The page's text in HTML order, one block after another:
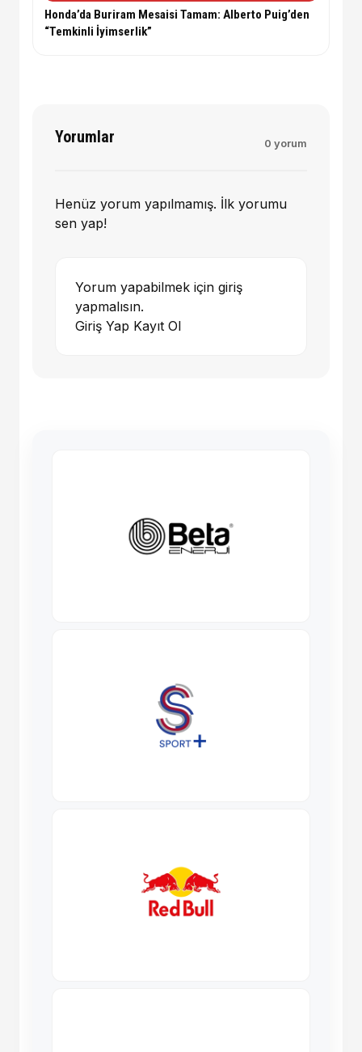
Honda’da Buriram Mesaisi Tamam: Alberto Puig’den
“Temkinli İyimserlik”
Yorumlar 0 yorum
Henüz yorum yapılmamış. İlk yorumu
sen yap!
Yorum yapabilmek için giriş
yapmalısın.
Giriş Yap Kayıt Ol